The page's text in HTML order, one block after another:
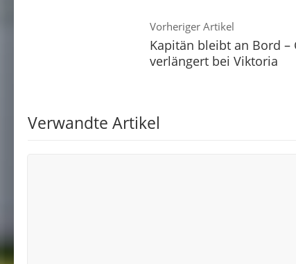
Vorheriger Artikel
Kapitän bleibt an Bord –
verlängert bei Viktoria
Verwandte Artikel